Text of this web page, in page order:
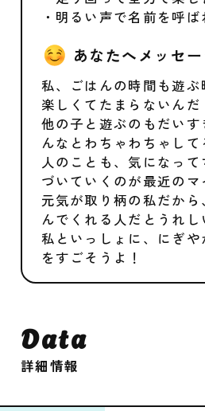
・明るい声で名前を呼ば
あなたへメッセ
私、ごはんの時間も遊
楽しくてたまらないんだ
他の子と遊ぶのもだい
んなとわちゃわちゃして
人のことも、気になっ
づいていくのが最近のマ
元気が取り柄の私だか
んでくれる人だとうれし
私といっしょに、にぎや
をすごそうよ！
Data
詳細情報